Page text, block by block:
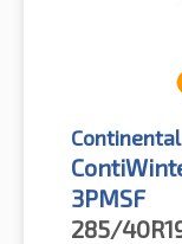
Continental
3PMSF
285/